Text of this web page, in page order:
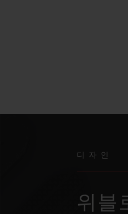
디자인
위블